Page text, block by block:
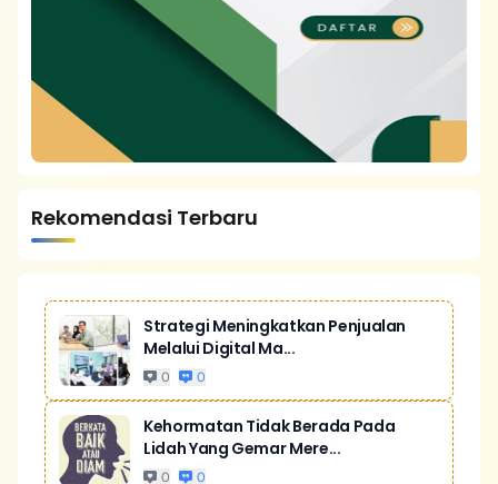
Rekomendasi Terbaru
Strategi Meningkatkan Penjualan
Melalui Digital Ma...
0 0
Kehormatan Tidak Berada Pada
Lidah Yang Gemar Mere...
0 0